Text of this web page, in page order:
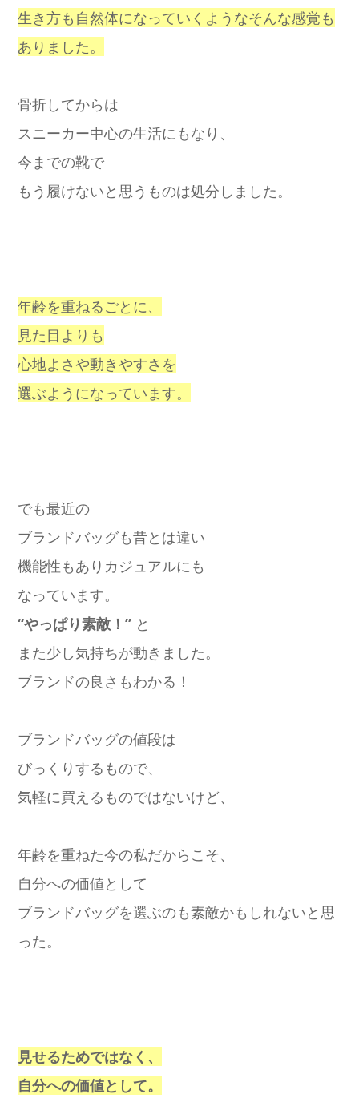
生き方も自然体になっていくようなそんな感覚も
ありました。
骨折してからは
スニーカー中心の生活にもなり、
今までの靴で
もう履けないと思うものは処分しました。
年齢を重ねるごとに、
見た目よりも
心地よさや動きやすさを
選ぶようになっています。
でも最近の
ブランドバッグも昔とは違い
機能性もありカジュアルにも
なっています。
“やっぱり素敵！” と
また少し気持ちが動きました。
ブランドの良さもわかる！
ブランドバッグの値段は
びっくりするもので、
気軽に買えるものではないけど、
年齢を重ねた今の私だからこそ、
自分への価値として
ブランドバッグを選ぶのも素敵かもしれないと思
った。
見せるためではなく、
自分への価値として。